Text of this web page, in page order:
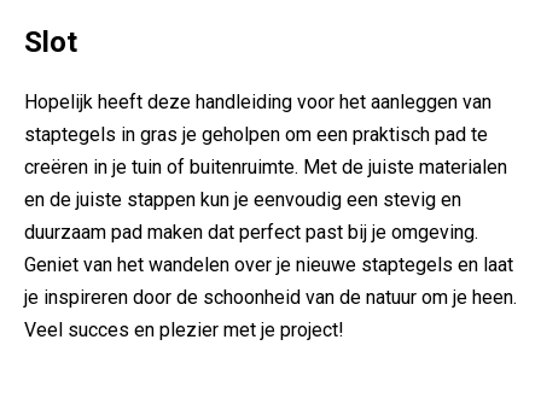
Slot
Hopelijk heeft deze ⁢handleiding ⁤voor het⁢ aanleggen van
staptegels in gras je geholpen om ‌een praktisch⁢ pad ⁣te
creëren in je tuin of buitenruimte.⁢ Met de juiste materialen
en de juiste stappen kun je⁢ eenvoudig een stevig en‍
duurzaam pad maken dat perfect past bij je omgeving.
Geniet ⁤van⁣ het wandelen‍ over je nieuwe ‌staptegels⁣ en‍ laat
je inspireren door de schoonheid ⁢van de natuur ⁢om je ‍heen.
Veel succes en⁢ plezier met je project!